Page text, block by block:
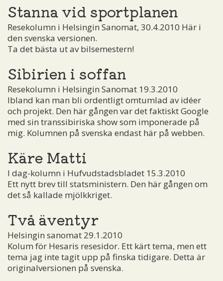
Stanna vid sportplanen
Resekolumn i Helsingin Sanomat, 30.4.2010 Här i
den svenska versionen.
Ta det bästa ut av bilsemestern!
Sibirien i soffan
Resekolumn i Helsingin Sanomat 19.3.2010
Ibland kan man bli ordentligt omtumlad av idéer
och projekt. Den här gången var det faktiskt Google
med sin transsibiriska show som imponerade på
mig. Kolumnen på svenska endast här på webben.
Käre Matti
I dag-kolumn i Hufvudstadsbladet 15.3.2010
Ett nytt brev till statsministern. Den här gången om
det så kallade mjölkkriget.
Två äventyr
Helsingin sanomat 29.1.2010
Kolum för Hesaris resesidor. Ett kärt tema, men ett
tema jag inte tagit upp på finska tidigare. Detta är
originalversionen på svenska.